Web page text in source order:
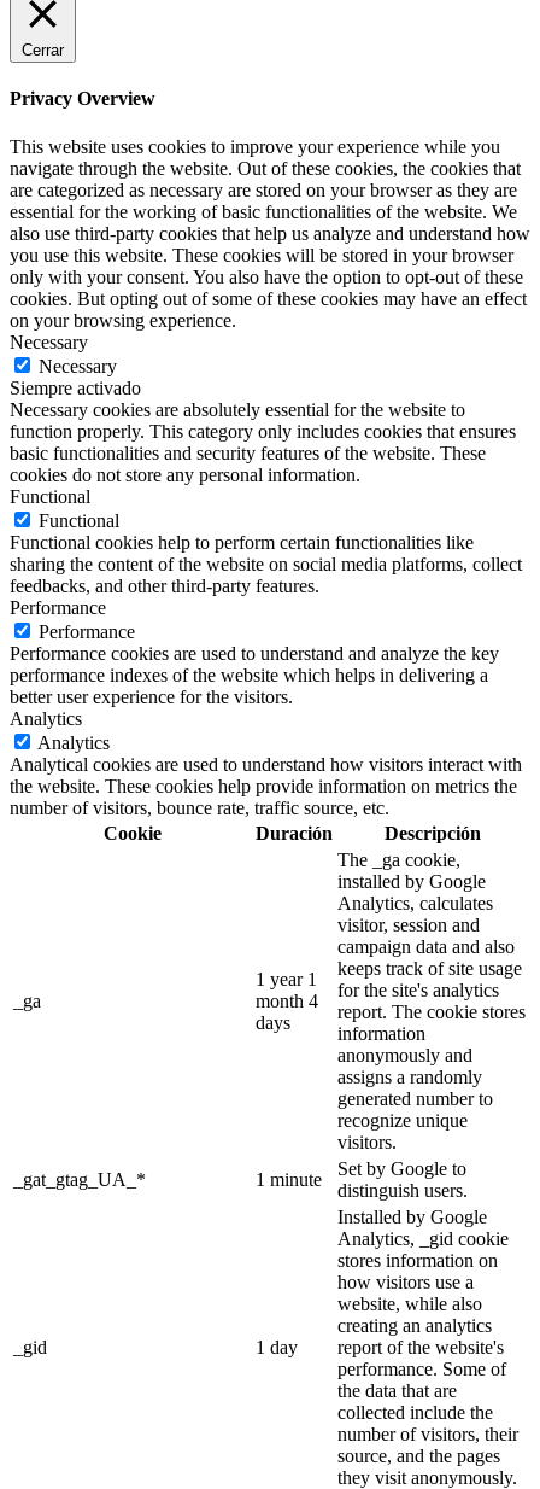
Cerrar
Privacy Overview
This website uses cookies to improve your experience while you
navigate through the website. Out of these cookies, the cookies that
are categorized as necessary are stored on your browser as they are
essential for the working of basic functionalities of the website. We
also use third-party cookies that help us analyze and understand how
you use this website. These cookies will be stored in your browser
only with your consent. You also have the option to opt-out of these
cookies. But opting out of some of these cookies may have an effect
on your browsing experience.
Necessary
Necessary
Siempre activado
Necessary cookies are absolutely essential for the website to
function properly. This category only includes cookies that ensures
basic functionalities and security features of the website. These
cookies do not store any personal information.
Functional
Functional
Functional cookies help to perform certain functionalities like
sharing the content of the website on social media platforms, collect
feedbacks, and other third-party features.
Performance
Performance
Performance cookies are used to understand and analyze the key
performance indexes of the website which helps in delivering a
better user experience for the visitors.
Analytics
Analytics
Analytical cookies are used to understand how visitors interact with
the website. These cookies help provide information on metrics the
number of visitors, bounce rate, traffic source, etc.
Cookie
Duración Descripción
_ga
1 year 1
month 4
days
The _ga cookie,
installed by Google
Analytics, calculates
visitor, session and
campaign data and also
keeps track of site usage
for the site's analytics
report. The cookie stores
information
anonymously and
assigns a randomly
generated number to
recognize unique
visitors.
_gat_gtag_UA_*
1 minute
Set by Google to
distinguish users.
_gid 1 day
Installed by Google
Analytics, _gid cookie
stores information on
how visitors use a
website, while also
creating an analytics
report of the website's
performance. Some of
the data that are
collected include the
number of visitors, their
source, and the pages
they visit anonymously.